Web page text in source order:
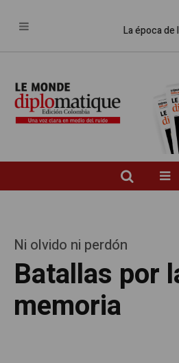
La época de
Ni olvido ni perdón
Batallas por
memoria